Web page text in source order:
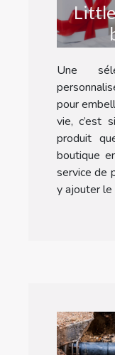
Little
Une
pour
vie, c’est
produit
boutique
service de
y ajouter le